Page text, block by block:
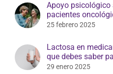
Apoyo
pacientes
25 febrero 2025
Lactosa en
que debes saber
29 enero 2025